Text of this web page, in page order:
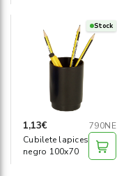
Informática
Mobiliario
Seguridad
Stock
1,13€
790NE
Cubilete lapices
negro 100x70